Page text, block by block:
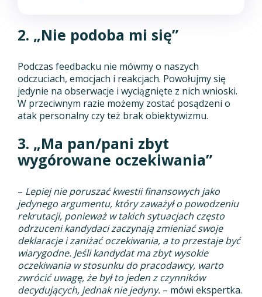
2. „Nie podoba mi się”
Podczas feedbacku nie mówmy o naszych
odczuciach, emocjach i reakcjach. Powołujmy się
jedynie na obserwacje i wyciągnięte z nich wnioski.
W przeciwnym razie możemy zostać posądzeni o
atak personalny czy też brak obiektywizmu.
3. „Ma pan/pani zbyt
wygórowane oczekiwania”
– Lepiej nie poruszać kwestii finansowych jako
jedynego argumentu, który zaważył o powodzeniu
rekrutacji, ponieważ w takich sytuacjach często
odrzuceni kandydaci zaczynają zmieniać swoje
deklaracje i zaniżać oczekiwania, a to przestaje być
wiarygodne. Jeśli kandydat ma zbyt wysokie
oczekiwania w stosunku do pracodawcy, warto
zwrócić uwagę, że był to jeden z czynników
decydujących, jednak nie jedyny. – mówi ekspertka.